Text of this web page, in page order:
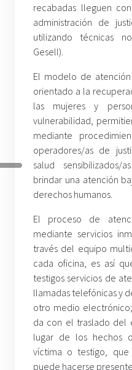
recabadas lleguen
administración de
utilizando técnicas
Gesell).
El modelo de
orientado a la
las mujeres y
vulnerabilidad,
mediante
operadores/as de
salud sensibilizados/
brindar una atención
derechos humanos.
El proceso de
mediante servicios
través del equipo
cada oficina, es así
testigos servicios de
llamadas telefónicas y
otro medio
da con el traslado del
lugar de los hechos
víctima o testigo,
puede hacerse